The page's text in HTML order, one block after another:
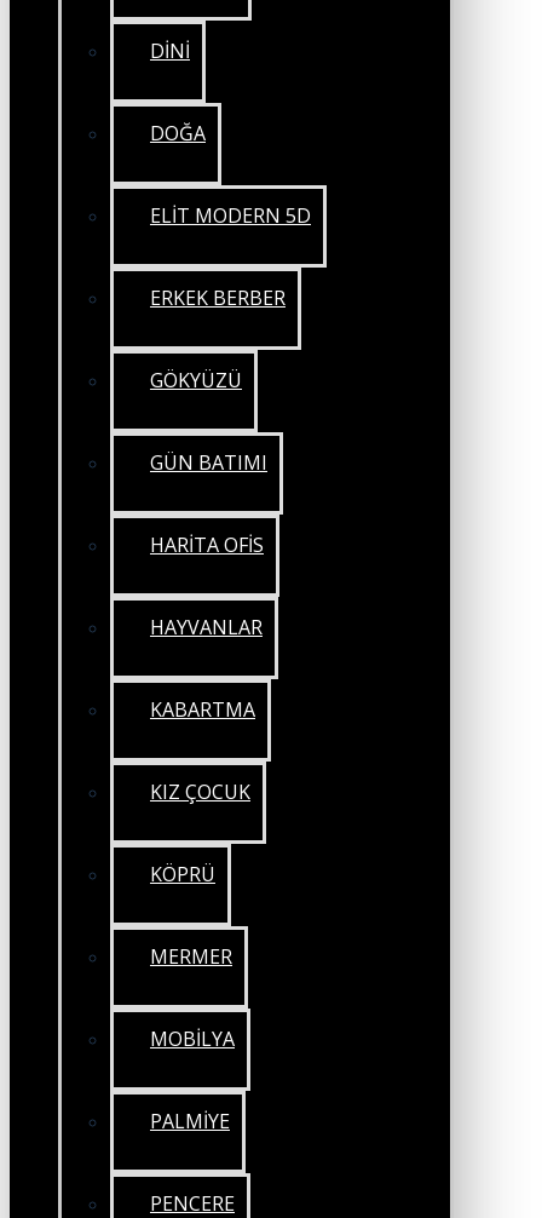
DİNİ
DOĞA
ELİT MODERN 5D
ERKEK BERBER
GÖKYÜZÜ
GÜN BATIMI
HARİTA OFİS
HAYVANLAR
KABARTMA
KIZ ÇOCUK
KÖPRÜ
MERMER
MOBİLYA
PALMİYE
PENCERE